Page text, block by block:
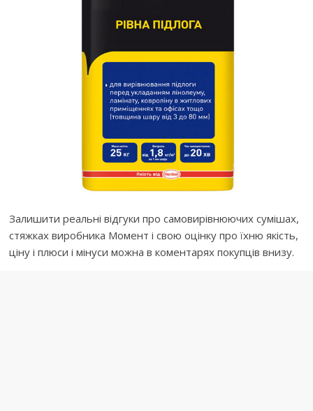
Залишити реальні відгуки про самовирівнюючих сумішах,
стяжках виробника Момент і свою оцінку про їхню якість,
ціну і плюси і мінуси можна в коментарях покупців внизу.